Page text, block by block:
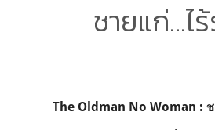
ชายแก่...ไ
The Oldman No Woman :
.